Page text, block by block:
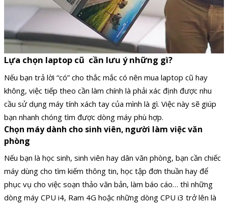
Lựa chọn laptop cũ cần lưu ý những gì?
Nếu bạn trả lời “có” cho thắc mắc có nên mua laptop cũ hay
không, việc tiếp theo cần làm chính là phải xác định được nhu
cầu sử dụng máy tính xách tay của mình là gì. Việc này sẽ giúp
bạn nhanh chóng tìm được dòng máy phù hợp.
Chọn máy dành cho sinh viên, người làm việc văn
phòng
Nếu bạn là học sinh, sinh viên hay dân văn phòng, bạn cần chiếc
máy dùng cho tìm kiếm thông tin, học tập đơn thuần hay để
phục vụ cho việc soạn thảo văn bản, làm báo cáo… thì những
dòng máy CPU i4, Ram 4G hoặc những dòng CPU i3 trở lên là